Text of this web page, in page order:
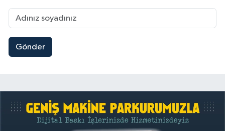
Gönder